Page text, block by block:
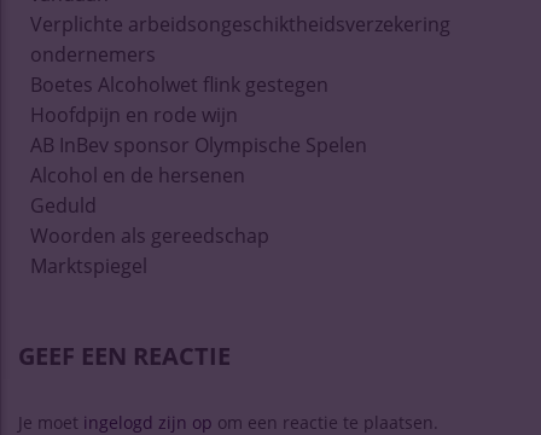
Verplichte arbeidsongeschiktheidsverzekering
ondernemers
Boetes Alcoholwet flink gestegen
Hoofdpijn en rode wijn
AB InBev sponsor Olympische Spelen
Alcohol en de hersenen
Geduld
Woorden als gereedschap
Marktspiegel
GEEF EEN REACTIE
Je moet ingelogd zijn op om een reactie te plaatsen.